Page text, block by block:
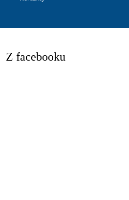
Z facebooku